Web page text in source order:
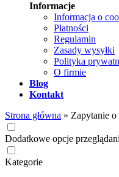
Informacje
Informacja o
Płatności
Regulamin
Zasady wysyłki
Polityka
O firmie
Blog
Kontakt
Strona główna » Zapytanie
Dodatkowe opcje
Kategorie